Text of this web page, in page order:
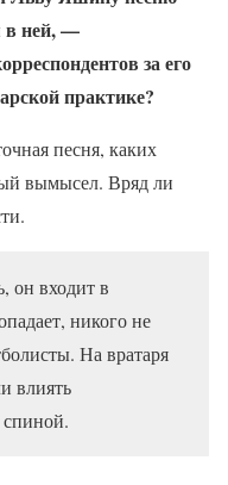
в ней, —
за его
практике?
песня, каких
вымысел. Вряд ли
он входит в
никого не
На вратаря
влиять
спиной.